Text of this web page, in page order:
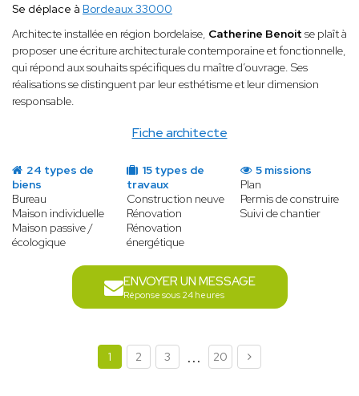
Fiche architecte
Se déplace à Bordeaux 33000
Architecte installée en région bordelaise, Catherine Benoit se plaît à
proposer une écriture architecturale contemporaine et fonctionnelle,
qui répond aux souhaits spécifiques du maître d’ouvrage. Ses
réalisations se distinguent par leur esthétisme et leur dimension
responsable.
24 types de
biens
Bureau
Maison individuelle
Maison passive /
écologique
15 types de
travaux
Construction neuve
Rénovation
Rénovation
énergétique
5 missions
Plan
Permis de construire
Suivi de chantier
ENVOYER UN MESSAGE
Réponse sous 24 heures
1 2 3 ... 20